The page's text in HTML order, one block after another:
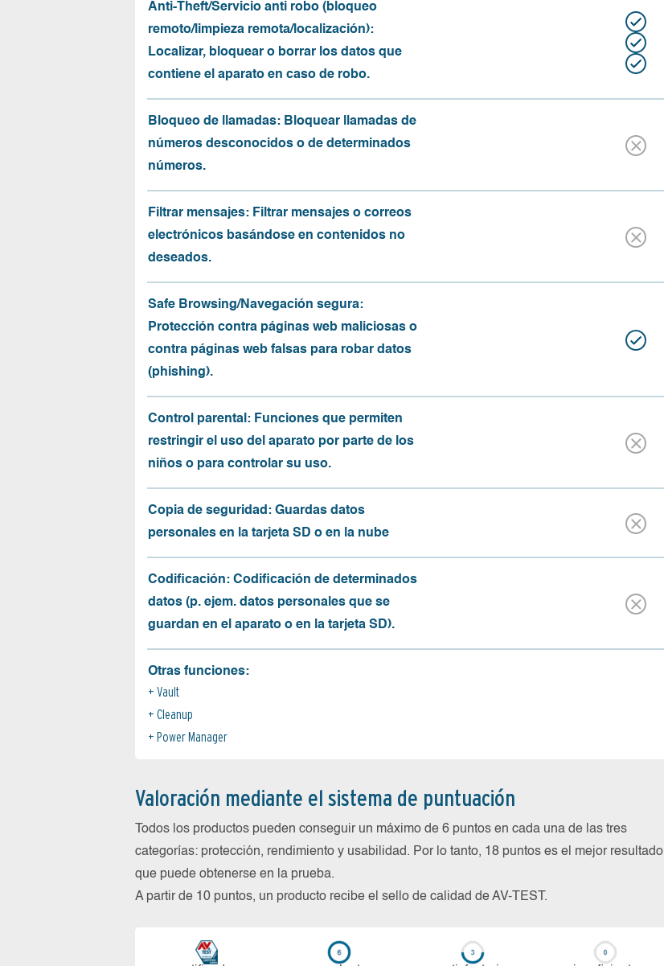
Anti-Theft/Servicio anti robo (bloqueo
remoto/limpieza remota/localización):
Localizar, bloquear o borrar los datos que
contiene el aparato en caso de robo.
Bloqueo de llamadas: Bloquear llamadas de
números desconocidos o de determinados
números.
Filtrar mensajes: Filtrar mensajes o correos
electrónicos basándose en contenidos no
deseados.
Safe Browsing/Navegación segura:
Protección contra páginas web maliciosas o
contra páginas web falsas para robar datos
(phishing).
Control parental: Funciones que permiten
restringir el uso del aparato por parte de los
niños o para controlar su uso.
Copia de seguridad: Guardas datos
personales en la tarjeta SD o en la nube
Codificación: Codificación de determinados
datos (p. ejem. datos personales que se
guardan en el aparato o en la tarjeta SD).
Otras funciones:
Vault
Cleanup
Power Manager
Valoración mediante el sistema de puntuación
Todos los productos pueden conseguir un máximo de 6 puntos en cada una de las tres
categorías: protección, rendimiento y usabilidad. Por lo tanto, 18 puntos es el mejor resultado
que puede obtenerse en la prueba.
A partir de 10 puntos, un producto recibe el sello de calidad de AV-TEST.